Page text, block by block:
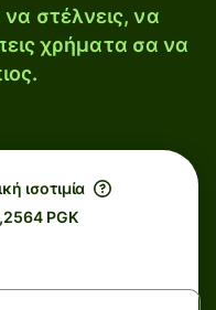
να στέλνεις, να
χρήματα σα να
ισοτιμία
PGK